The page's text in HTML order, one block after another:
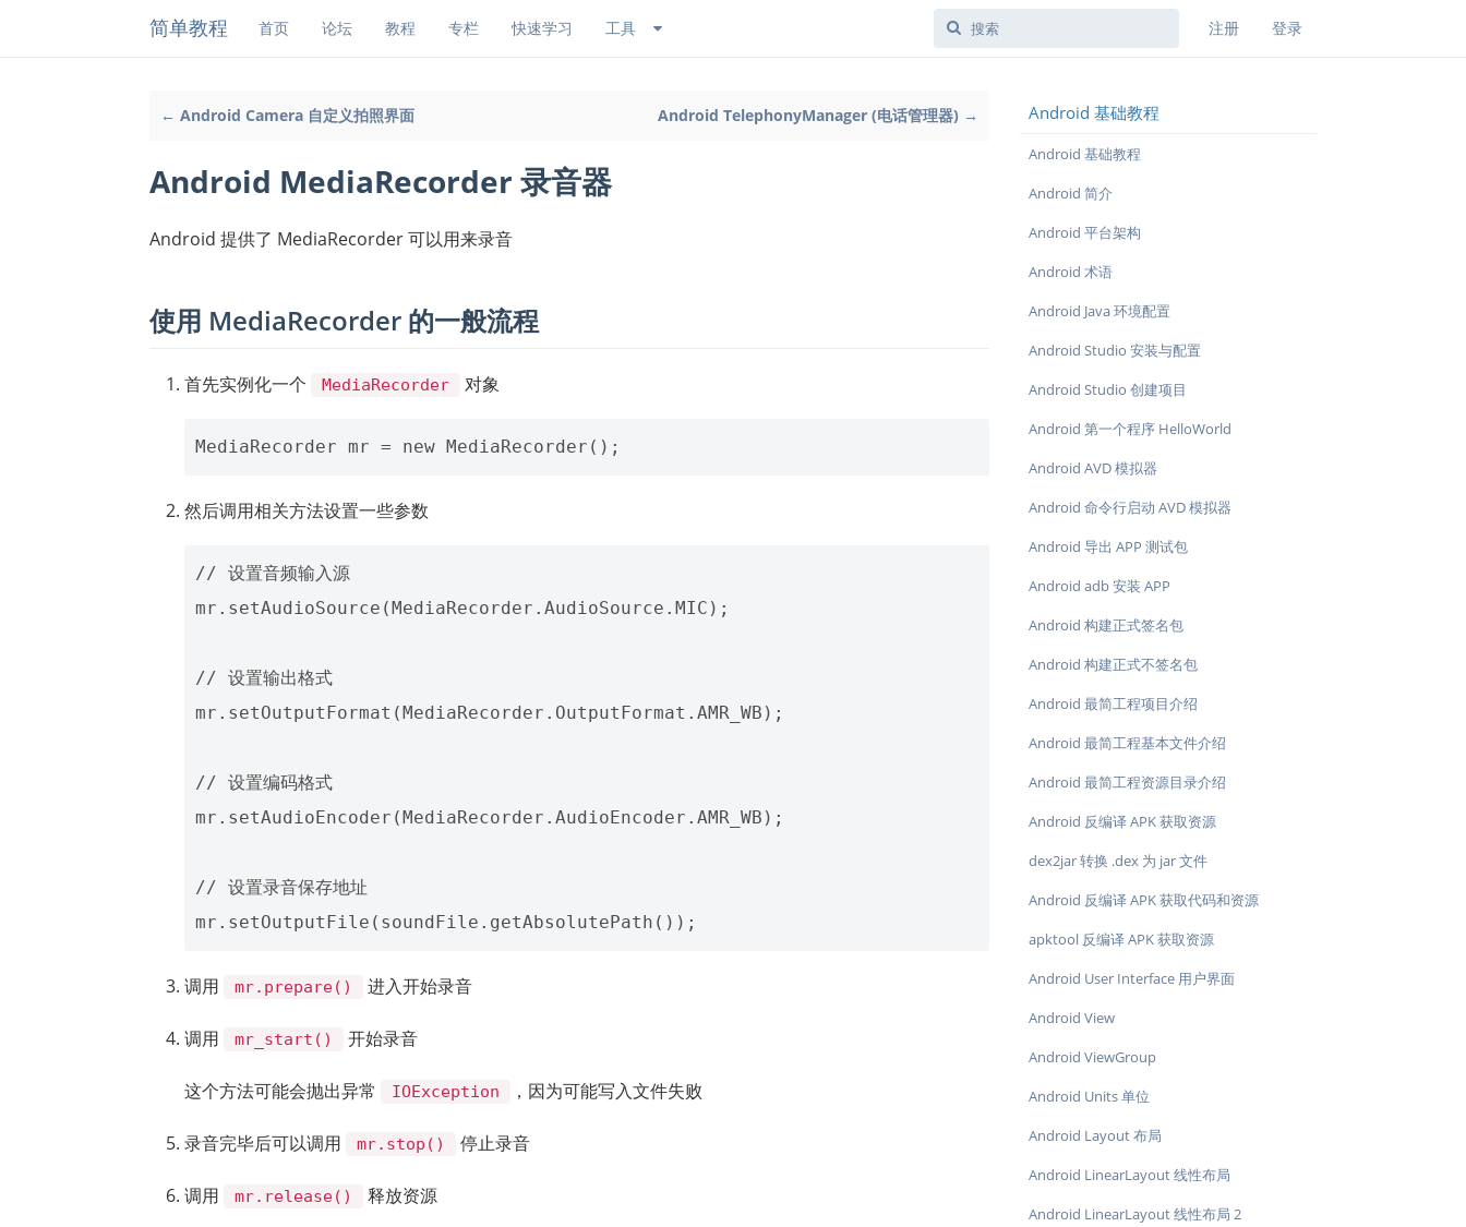
简单教程 首页 论坛 教程 专栏 快速学习 工具 注册 登录
← Android Camera 自定义拍照界面 Android TelephonyManager (电话管理器) →
Android MediaRecorder 录音器
Android 提供了 MediaRecorder 可以用来录音
使用 MediaRecorder 的一般流程
首先实例化一个 MediaRecorder 对象
然后调用相关方法设置一些参数
// 设置音频输入源
mr.setAudioSource(MediaRecorder.AudioSource.MIC);
// 设置输出格式
mr.setOutputFormat(MediaRecorder.OutputFormat.AMR_WB);
// 设置编码格式
mr.setAudioEncoder(MediaRecorder.AudioEncoder.AMR_WB);
// 设置录音保存地址
调用 mr.prepare() 进入开始录音
调用 mr_start() 开始录音
这个方法可能会抛出异常 IOException ，因为可能写入文件失败
录音完毕后可以调用 mr.stop() 停止录音
调用 mr.release() 释放资源
Android 基础教程
Android 基础教程
Android 简介
Android 平台架构
Android 术语
Android Java 环境配置
Android Studio 安装与配置
Android Studio 创建项目
Android 第一个程序 HelloWorld
Android AVD 模拟器
Android 命令行启动 AVD 模拟器
Android 导出 APP 测试包
Android adb 安装 APP
Android 构建正式签名包
Android 构建正式不签名包
Android 最简工程项目介绍
Android 最简工程基本文件介绍
Android 最简工程资源目录介绍
Android 反编译 APK 获取资源
dex2jar 转换 .dex 为 jar 文件
Android 反编译 APK 获取代码和资源
apktool 反编译 APK 获取资源
Android User Interface 用户界面
Android View
Android ViewGroup
Android Units 单位
Android Layout 布局
Android LinearLayout 线性布局
Android LinearLayout 线性布局 2